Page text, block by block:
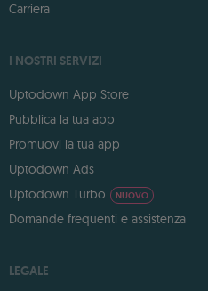
Carriera
I NOSTRI SERVIZI
Uptodown App Store
Pubblica la tua app
Promuovi la tua app
Uptodown Ads
Uptodown Turbo
NUOVO
Domande frequenti e assistenza
LEGALE